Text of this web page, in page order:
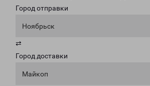
Город отправки
Ноябрьск
⇄
Город доставки
Майкоп